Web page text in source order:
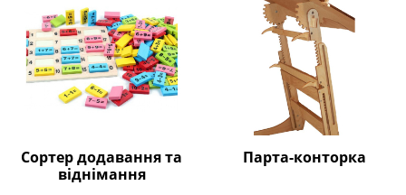
Сортер додавання та
віднімання
Парта-конторка